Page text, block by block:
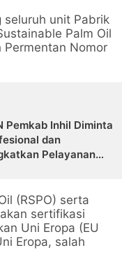
unit Pabrik
Palm Oil
Nomor
Pemkab Inhil Diminta
dan
Pelayanan
(RSPO) serta
sertifikasi
Uni Eropa (EU
Eropa, salah